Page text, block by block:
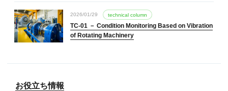
2026/01/29 technical column
TC-01 － Condition Monitoring Based on Vibration
of Rotating Machinery
お役立ち情報